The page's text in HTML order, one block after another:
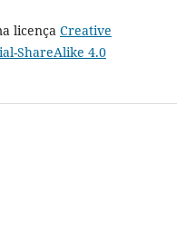
licença Creative
ShareAlike 4.0